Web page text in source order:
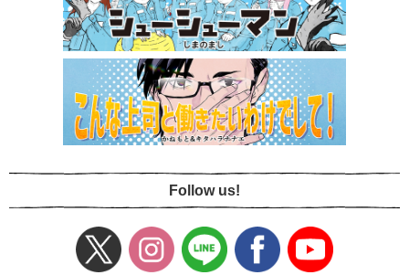
Follow us!